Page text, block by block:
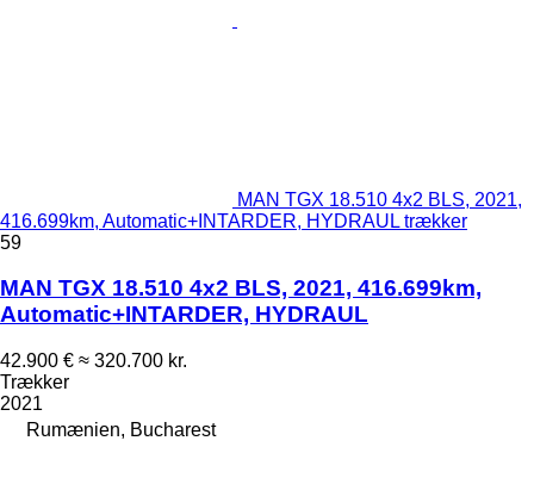
MAN TGX 18.510 4x2 BLS, 2021,
416.699km, Automatic+INTARDER, HYDRAUL trækker
59
MAN TGX 18.510 4x2 BLS, 2021, 416.699km,
Automatic+INTARDER, HYDRAUL
42.900 € ≈ 320.700 kr.
Trækker
2021
Rumænien, Bucharest